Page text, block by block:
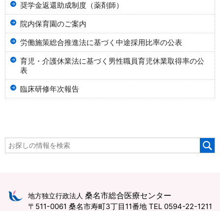
奨学金返還助成制度（薬剤師）
院内保育園のご案内
労働施策総合推進法に基づく中途採用比率の公表
育児・介護休業法に基づく男性職員育児休業取得率の公
表
臨床研修年次報告
地方独立行政法人 桑名市総合医療センター
〒511-0061 桑名市寿町3丁目11番地 TEL 0594-22-1211